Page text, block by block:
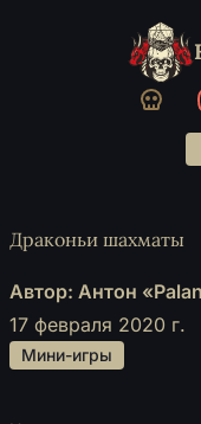
Драконьи шахматы
Автор: Антон
17 февраля 2020 г.
Мини-игры